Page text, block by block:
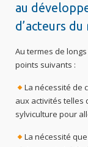
au
d’acteurs
Au termes de
points suivants :
La nécessité de
aux activités telles
sylviculture pour
La nécessité